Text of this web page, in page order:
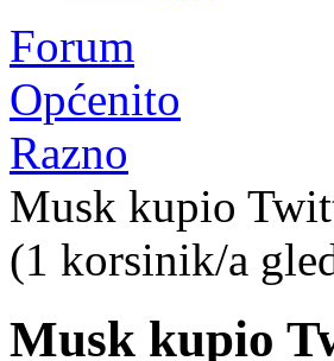
Forum
Općenito
Razno
Musk kupio
(1 korsinik/a
Musk kupio